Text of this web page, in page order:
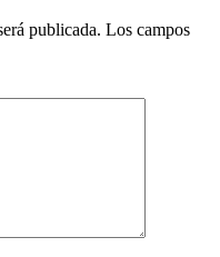
publicada. Los campos